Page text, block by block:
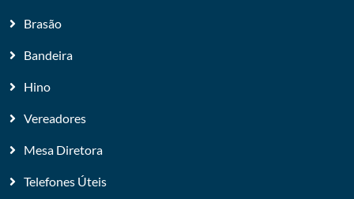
Brasão
Bandeira
Hino
Vereadores
Mesa Diretora
Telefones Úteis